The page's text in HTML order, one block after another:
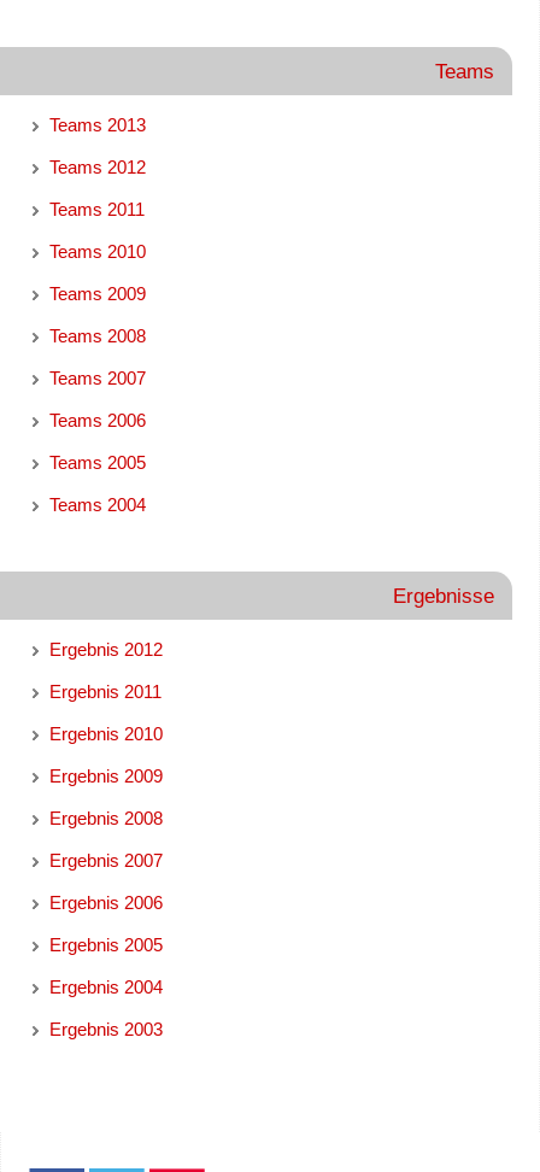
Teams
Teams 2013
Teams 2012
Teams 2011
Teams 2010
Teams 2009
Teams 2008
Teams 2007
Teams 2006
Teams 2005
Teams 2004
Ergebnisse
Ergebnis 2012
Ergebnis 2011
Ergebnis 2010
Ergebnis 2009
Ergebnis 2008
Ergebnis 2007
Ergebnis 2006
Ergebnis 2005
Ergebnis 2004
Ergebnis 2003